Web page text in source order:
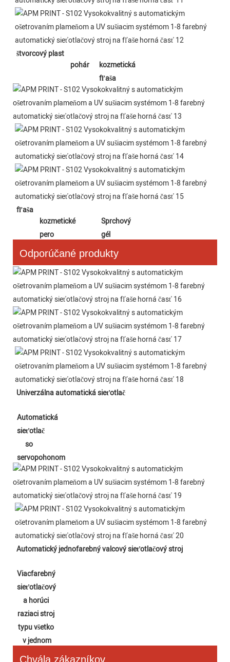
štvorcový plast
pohár
kozmetická
fľaša
fľaša
kozmetické
pero
Sprchový
gél
Odporúčané produkty
Univerzálna automatická sieťotlač
Automatická
sieťotlač
so
servopohonom
Automatický jednofarebný valcový sieťotlačový stroj
Viacfarebný
sieťotlačový
a horúci
raziaci stroj
typu všetko
v jednom
Chvála zákazníkov